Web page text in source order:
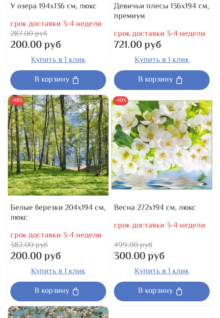
У озера 194x136 см, люкс
срок доставки 3-4 недели
287.00 руб
200.00 руб
Купить в 1 клик
В корзину
Девичьи плесы 136x194 см,
премиум
срок доставки 3-4 недели
721.00 руб
Купить в 1 клик
В корзину
-48%
Белые березки 204x194 см,
люкс
срок доставки 3-4 недели
382.00 руб
200.00 руб
Купить в 1 клик
В корзину
-40%
Весна 272x194 см, люкс
срок доставки 3-4 недели
499.00 руб
300.00 руб
Купить в 1 клик
В корзину